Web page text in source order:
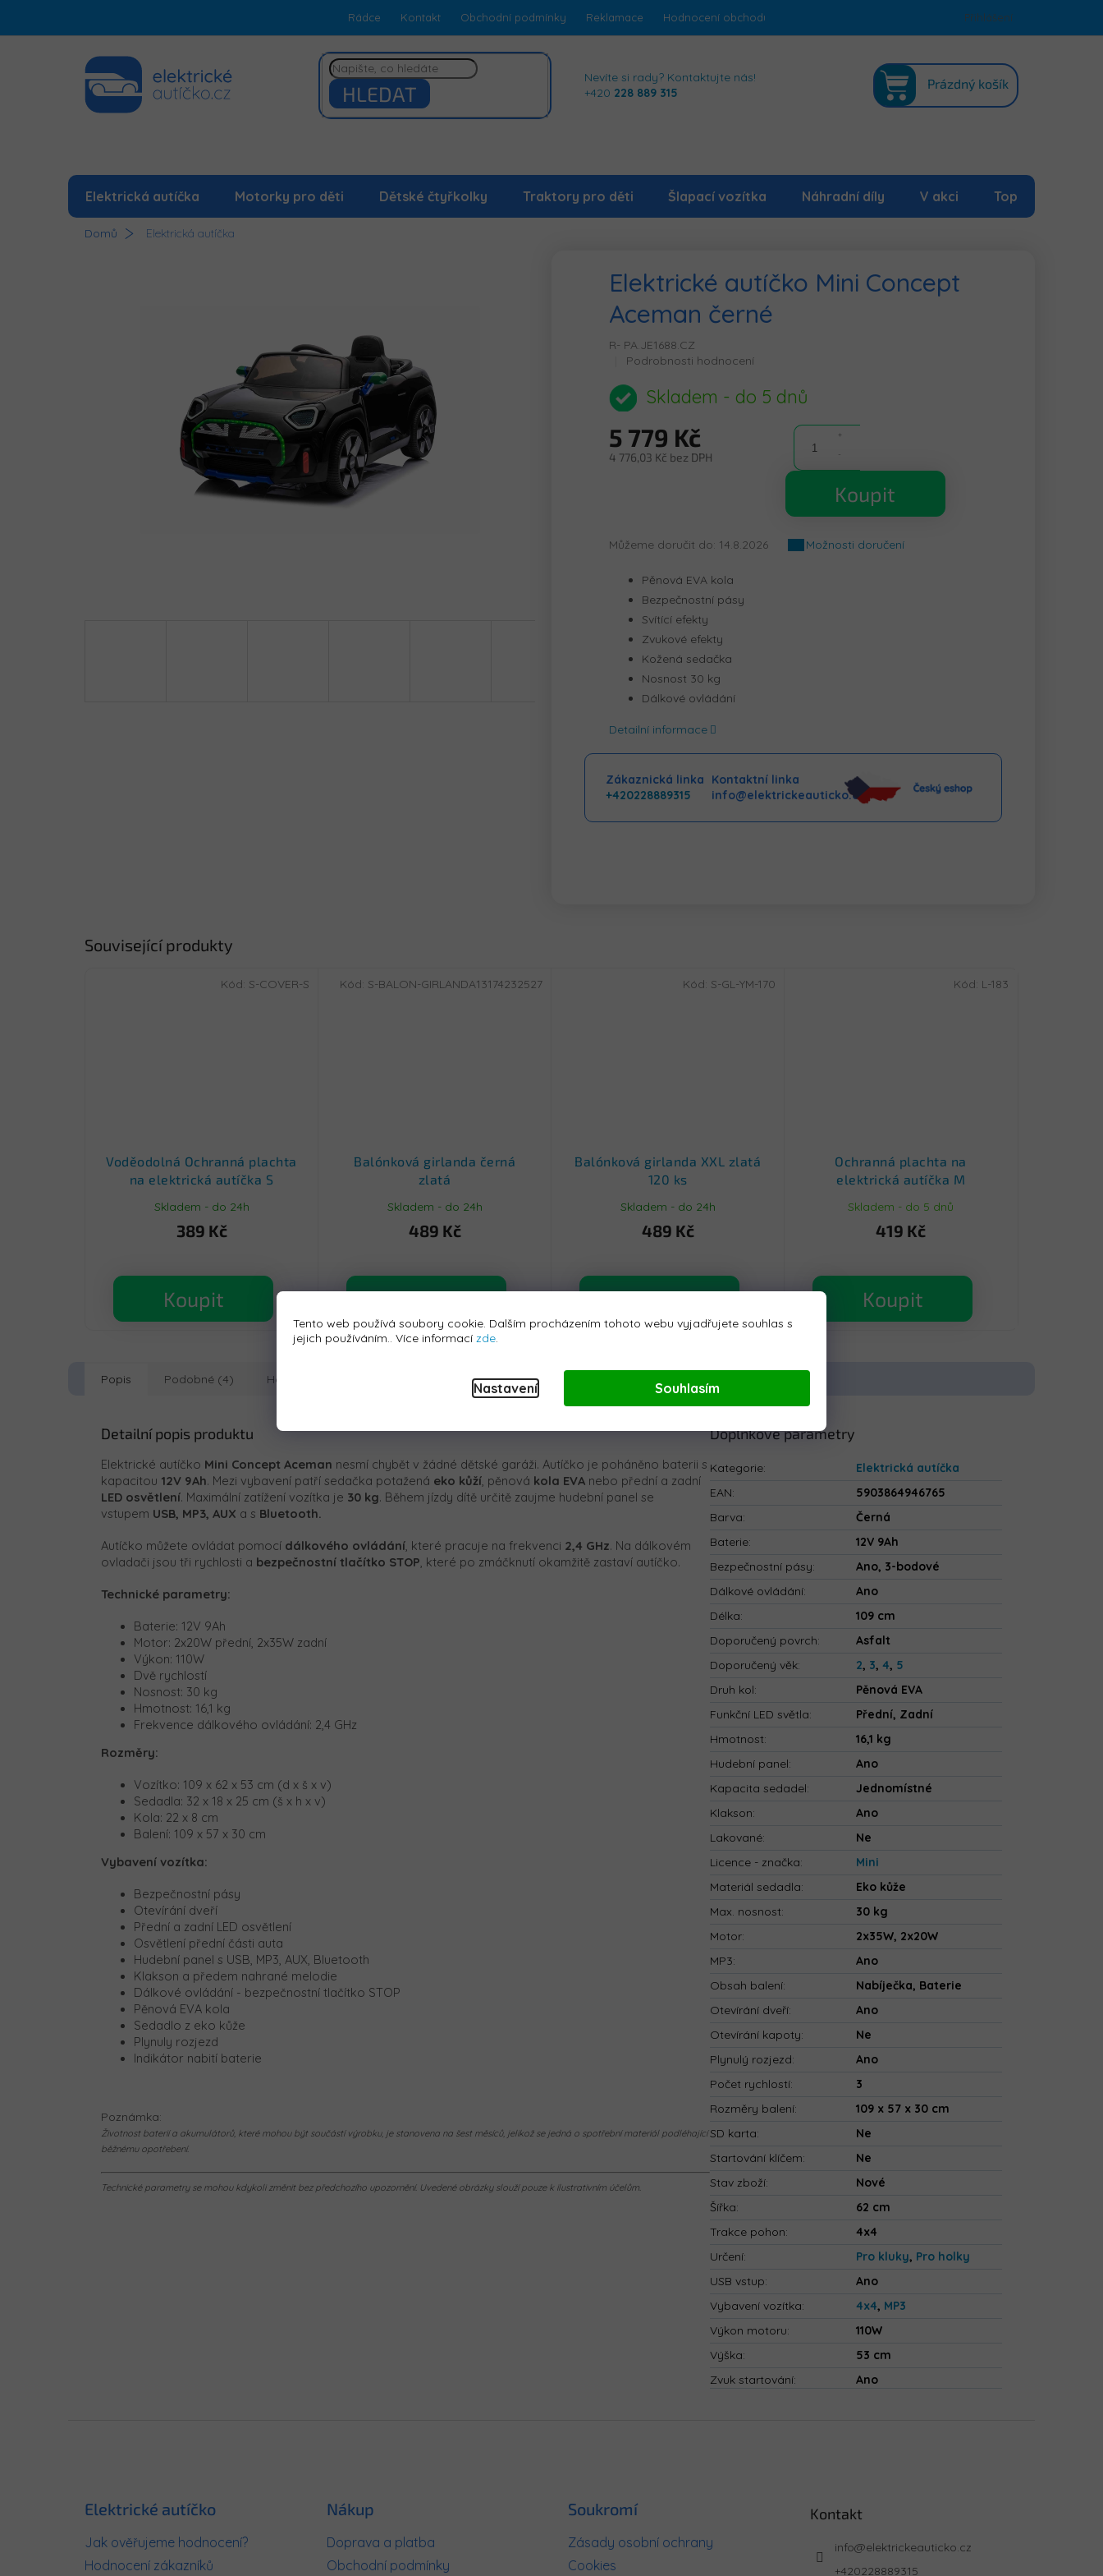
Tento web používá soubory cookie. Dalším procházením tohoto webu vyjadřujete souhlas s
jejich používáním.. Více informací zde
Nastavení Souhlasím
obsah
Rádce Kontakt Obchodní podmínky Reklamace Hodnocení obchodu Podmínky ochrany osobních údajů Mapa serveru
Přihlášení
HLEDAT
Nevíte si rady? Kontaktujte nás!
+420 228 889 315
KOŠÍK
Prázdný košík
Elektrická autíčka Motorky pro děti Dětské čtyřkolky Traktory pro děti Šlapací vozítka Náhradní díly V akci Top
Domů Elektrická autíčka
Elektrické autíčko Mini Concept
Aceman černé
R- PA.JE1688.CZ
Průměrné
produktu
je
z
5
Podrobnosti hodnocení
Skladem - do 5 dnů
5 779 Kč
4 776,03 Kč bez DPH
Koupit
Můžeme doručit do: 14.8.2026 Možnosti doručení
Pěnová EVA kola
Bezpečnostní pásy
Svítící efekty
Zvukové efekty
Kožená sedačka
Nosnost 30 kg
Dálkové ovládání
Detailní informace
Zákaznická linka
+420228889315
Kontaktní linka
info@elektrickeauticko.cz
Související produkty
Voděodolná Ochranná plachta
na elektrická autíčka S
Skladem - do 24h
389 Kč
Koupit
Kód: S-COVER-S
Balónková girlanda černá
zlatá
Skladem - do 24h
489 Kč
Koupit
Kód: S-BALON-GIRLANDA13174232527
Balónková girlanda XXL zlatá
120 ks
Skladem - do 24h
489 Kč
Koupit
Kód: S-GL-YM-170
Ochranná plachta na
elektrická autíčka M
Skladem - do 5 dnů
419 Kč
Koupit
Kód: L-183
Popis Podobné (4) Hodnocení
Detailní popis produktu
Elektrické autíčko Mini Concept Aceman nesmí chybět v žádné dětské garáži. Autíčko je poháněno baterii s
kapacitou 12V 9Ah. Mezi vybavení patří sedačka potažená eko kůží, pěnová kola EVA nebo přední a zadní
LED osvětlení. Maximální zatížení vozítka je 30 kg. Během jízdy dítě určitě zaujme hudební panel se
vstupem USB, MP3, AUX a s Bluetooth.
Autíčko můžete ovládat pomocí dálkového ovládání, které pracuje na frekvenci 2,4 GHz. Na dálkovém
ovladači jsou tři rychlosti a bezpečnostní tlačítko STOP, které po zmáčknutí okamžitě zastaví autíčko.
Technické parametry:
Baterie: 12V 9Ah
Motor: 2x20W přední, 2x35W zadní
Výkon: 110W
Dvě rychlostí
Nosnost: 30 kg
Hmotnost: 16,1 kg
Frekvence dálkového ovládání: 2,4 GHz
Rozměry:
Vozítko: 109 x 62 x 53 cm (d x š x v)
Sedadla: 32 x 18 x 25 cm (š x h x v)
Kola: 22 x 8 cm
Balení: 109 x 57 x 30 cm
Vybavení vozítka:
Bezpečnostní pásy
Otevírání dveří
Přední a zadní LED osvětlení
Osvětlení přední části auta
Hudební panel s USB, MP3, AUX, Bluetooth
Klakson a předem nahrané melodie
Dálkové ovládání - bezpečnostní tlačítko STOP
Pěnová EVA kola
Sedadlo z eko kůže
Plynuly rozjezd
Indikátor nabití baterie
Poznámka:
Životnost baterií a akumulátorů, které mohou být součástí výrobku, je stanovena na šest měsíců, jelikož se jedná o spotřební materiál podléhající
běžnému opotřebení.
Technické parametry se mohou kdykoli změnit bez předchozího upozornění. Uvedené obrázky slouží pouze k ilustrativním účelům.
Doplňkové parametry
Kategorie:
Elektrická autíčka
EAN:
5903864946765
Barva:
Černá
Baterie:
12V 9Ah
Bezpečnostní pásy:
Ano, 3-bodové
Dálkové ovládání:
Ano
Délka:
109 cm
Doporučený povrch:
Asfalt
Doporučený věk: 2, 3,4, 5
Druh kol:
Pěnová EVA
Funkční LED světla:
Přední, Zadní
Hmotnost:
16,1 kg
Hudební panel:
Ano
Kapacita sedadel:
Jednomístné
Klakson:
Ano
Lakované:
Ne
Licence - značka:
Mini
Materiál sedadla:
Eko kůže
Max. nosnost:
30 kg
Motor:
2x35W, 2x20W
MP3:
Ano
Obsah balení:
Nabíječka, Baterie
Otevírání dveří:
Ano
Otevírání kapoty:
Ne
Plynulý rozjezd:
Ano
Počet rychlostí:
3
Rozměry balení:
109 x 57 x 30 cm
SD karta:
Ne
Startování klíčem:
Ne
Stav zboží:
Nové
Šířka:
62 cm
Trakce pohon:
4x4
Určení: Pro kluky, Pro holky
USB vstup:
Ano
Vybavení vozítka: 4x4, MP3
Výkon motoru:
110W
Výška:
53 cm
Zvuk startování: Ano
Elektrické autíčko
Jak ověřujeme hodnocení?
Hodnocení zákazníků
Nákup
Doprava a platba
Obchodní podmínky
Soukromí
Zásady osobní ochrany
Cookies
Kontakt
info@elektrickeauticko.cz
+420228889315